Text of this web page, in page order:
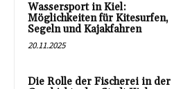
Wassersport in Kiel:
Möglichkeiten für Kitesurfen,
Segeln und Kajakfahren
20.11.2025
Die Rolle der Fischerei in der